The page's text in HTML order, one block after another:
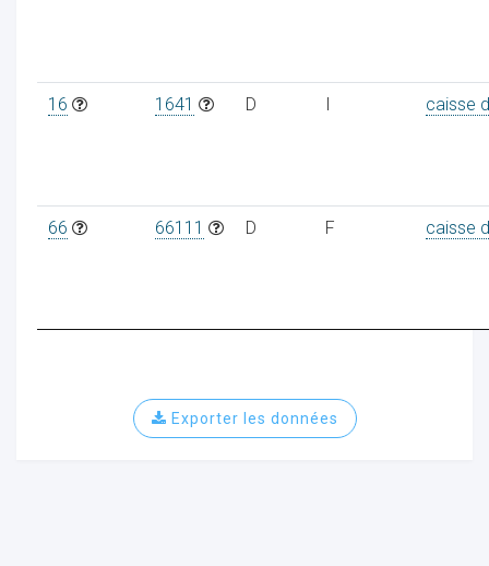
16 1641 D I caisse
66 66111 D F caisse
Exporter les données